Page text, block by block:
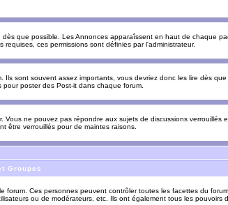
que possible. Les Annonces apparaîssent en haut de chaque
ces permissions sont définies par l'administrateur.
sont souvent assez importants, vous devriez donc les lire dès que
poster des Post-it dans chaque forum.
ne pouvez pas répondre aux sujets de discussions verrouillés
être verrouillés pour de maintes raisons.
Groupes
Ces personnes peuvent contrôler toutes les facettes du forum,
ou de modérateurs, etc. Ils ont également tous les pouvoirs